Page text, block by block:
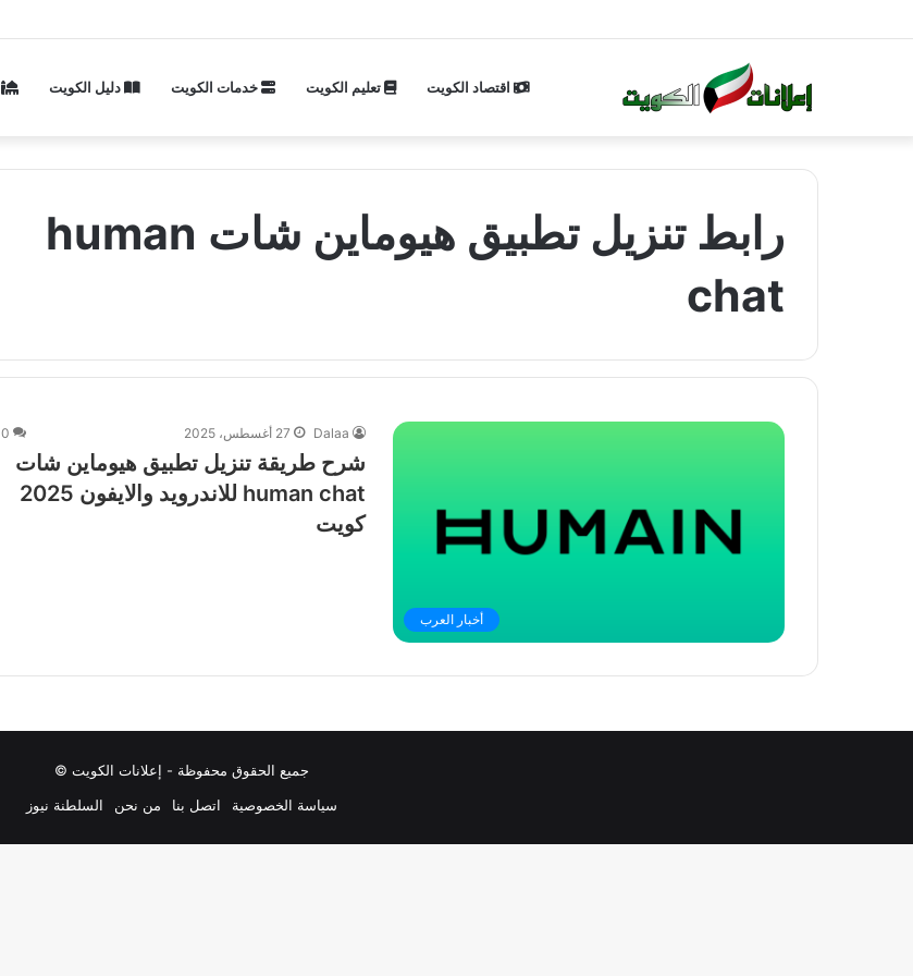
اقتصاد الكويت تعليم الكويت خدمات الكويت دليل الكويت
رابط تنزيل تطبيق هيوماين شات human
chat
أخبار العرب
Dalaa 27 أغسطس، 2025 0
شرح طريقة تنزيل تطبيق هيوماين شات
human chat للاندرويد والايفون 2025
كويت
جميع الحقوق محفوظة - إعلانات الكويت ©
سياسة الخصوصية
اتصل بنا من نحن السلطنة نيوز